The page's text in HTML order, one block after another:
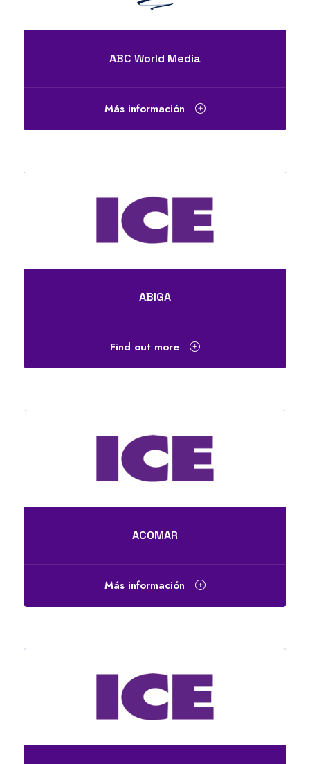
ABC World Media
Más información
ABIGA
Find out more
ACOMAR
Más información